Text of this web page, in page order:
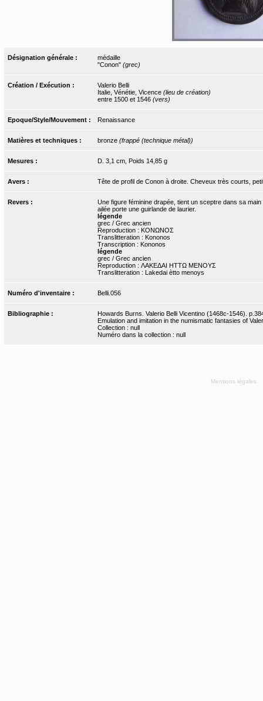
Désignation générale :
médaille
"Conon" (grec)
Création / Exécution :
Valerio Belli
Italie, Vénétie, Vicence (lieu de création)
entre 1500 et 1546 (vers)
Epoque/Style/Mouvement : Renaissance
Matières et techniques : bronze (frappé (technique métal))
Mesures : D. 3,1 cm, Poids 14,85 g
Avers : Tête de profil de Conon à droite. Cheveux très courts,
Revers :
Une figure féminine drapée, tient un sceptre dans sa
ailée porte une guirlande de laurier.
légende
grec / Grec ancien
Reproduction : ΚΟΝΩΝΟΣ
Translitteration : Kononos
Transcription : Kononos
légende
grec / Grec ancien
Reproduction : ΛΑΚΕΔΑΙ ΗΤΤΩ ΜΕΝΟΥΣ
Translitteration : Lakedai ètto menoys
Numéro d'inventaire : Belli.056
Bibliographie :
Howards Burns. Valerio Belli Vicentino (1468c-1546).
Emulation and imitation in the numismatic fantasies of
Collection : null
Numéro dans la collection : null
Mentions légales